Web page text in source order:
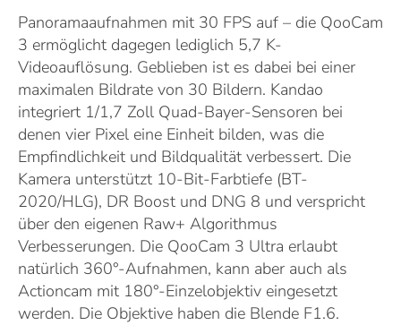
Panoramaaufnahmen mit 30 FPS auf – die QooCam
3 ermöglicht dagegen lediglich 5,7 K-
Videoauflösung. Geblieben ist es dabei bei einer
maximalen Bildrate von 30 Bildern. Kandao
integriert 1/1,7 Zoll Quad-Bayer-Sensoren bei
denen vier Pixel eine Einheit bilden, was die
Empfindlichkeit und Bildqualität verbessert. Die
Kamera unterstützt 10-Bit-Farbtiefe (BT-
2020/HLG), DR Boost und DNG 8 und verspricht
über den eigenen Raw+ Algorithmus
Verbesserungen. Die QooCam 3 Ultra erlaubt
natürlich 360°-Aufnahmen, kann aber auch als
Actioncam mit 180°-Einzelobjektiv eingesetzt
werden. Die Objektive haben die Blende F1.6.